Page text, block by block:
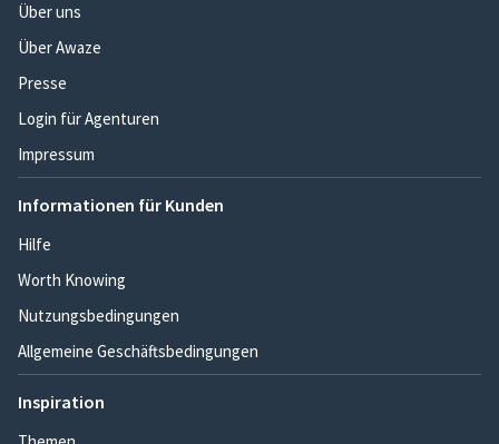
Über uns
Über Awaze
Presse
Login für Agenturen
Impressum
Informationen für Kunden
Hilfe
Worth Knowing
Nutzungsbedingungen
Allgemeine Geschäftsbedingungen
Inspiration